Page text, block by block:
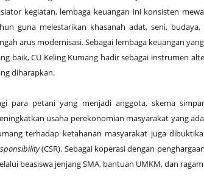
kegiatan, lembaga keuangan ini konsisten
guna melestarikan khasanah adat, seni,
arus modernisasi. Sebagai lembaga keuangan
baik, CU Keling Kumang hadir sebagai instrumen
diharapkan.
para petani yang menjadi anggota, skema
usaha perekonomian masyarakat yang
terhadap ketahanan masyarakat juga
(CSR). Sebagai koperasi dengan
beasiswa jenjang SMA, bantuan UMKM, dan